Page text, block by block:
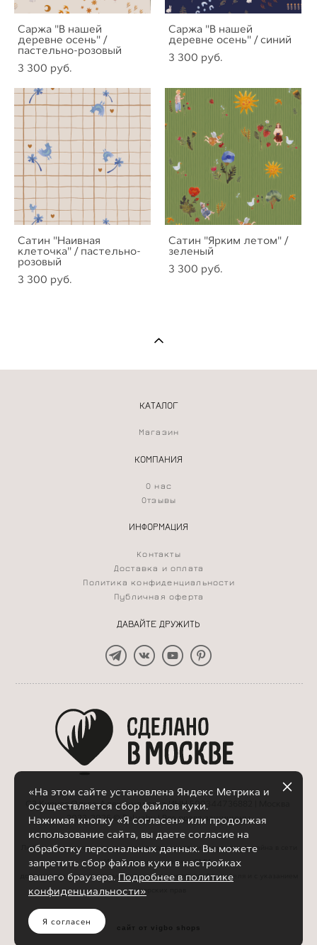
Саржа "В нашей
деревне осень" /
пастельно-розовый
3 300 pуб.
Саржа "В нашей
деревне осень" / синий
3 300 pуб.
Сатин "Наивная
клеточка" / пастельно-
розовый
3 300 pуб.
Сатин "Ярким летом" /
зеленый
3 300 pуб.
КАТАЛОГ
Магазин
КОМПАНИЯ
О нас
Отзывы
ИНФОРМАЦИЯ
Контакты
Доставка и оплата
Политика конфиденциальности
Публичная оферта
ДАВАЙТЕ ДРУЖИТЬ
СЗ Кирнос Ольга Александровна ИНН 500344736882 | Москва
2023-2026 © Belyabu | Все права защищены
Любое копирование, использование материалов и элементов дизайна в сети
Интернет или печатных СМИ
допускается только с письменного согласия правообладателя и с указанием
авторских прав
сайт от vigbo shops
«На этом сайте установлена Яндекс Метрика и
осуществляется сбор файлов куки.
Нажимая кнопку «Я согласен» или продолжая
использование сайта, вы даете согласие на
обработку персональных данных. Вы можете
запретить сбор файлов куки в настройках
вашего браузера. Подробнее в политике
конфиденциальности»
Я согласен